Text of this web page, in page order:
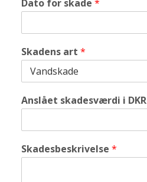
Dato for skade *
Skadens art *
Anslået skadesværdi i DKR
Skadesbeskrivelse *